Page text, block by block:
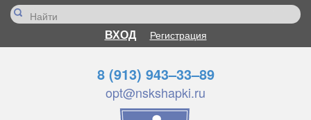
ВХОД Регистрация
8 (913) 943–33–89
opt@nskshapki.ru